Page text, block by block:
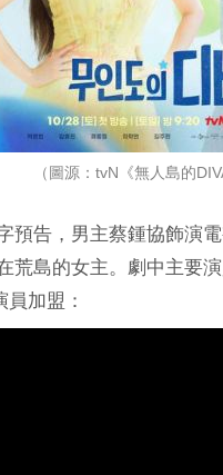
（圖源：tvN《無人島的
預告，男主蔡鍾協飾演
荒島的女主。劇中主要
加盟：